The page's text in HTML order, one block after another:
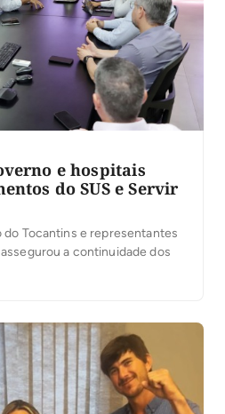
e hospitais
do SUS e Servir
do Tocantins e representantes
a continuidade dos